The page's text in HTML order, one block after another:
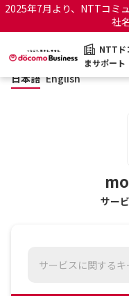
2025年7月より、NTTコミ
社
NTTド
まサポート
NTTドコモビジネス
サポートトップ
日本語 English
サー